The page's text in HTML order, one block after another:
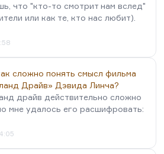
что "кто-то смотрит нам вслед"
или как те, кто нас любит).
сложно понять смысл фильма
Драйв» Дэвида Линча?
драйв действительно сложно
мне удалось его расшифровать: